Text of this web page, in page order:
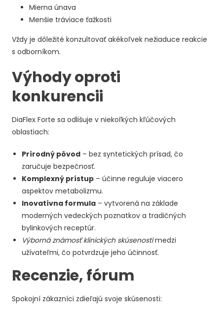
Mierna únava
Menšie tráviace ťažkosti
Vždy je dôležité konzultovať akékoľvek nežiaduce reakcie
s odborníkom.
Výhody oproti
konkurencii
DiaFlex Forte sa odlišuje v niekoľkých kľúčových
oblastiach:
Prírodný pôvod – bez syntetických prísad, čo
zaručuje bezpečnosť.
Komplexný prístup – účinne reguluje viacero
aspektov metabolizmu.
Inovatívna formula – vytvorená na základe
moderných vedeckých poznatkov a tradičných
bylinkových receptúr.
Výborná známosť klinických skúsenostímedzi
užívateľmi, čo potvrdzuje jeho účinnosť.
Recenzie, fórum
Spokojní zákazníci zdieľajú svoje skúsenosti: